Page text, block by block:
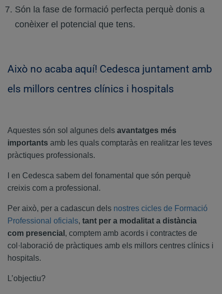
Són la fase de formació perfecta perquè donis a
conèixer el potencial que tens.
Això no acaba aquí! Cedesca juntament amb
els millors centres clínics i hospitals
Aquestes són sol algunes dels avantatges més
importants amb les quals comptaràs en realitzar les teves
pràctiques professionals.
I en Cedesca sabem del fonamental que són perquè
creixis com a professional.
Per això, per a cadascun dels nostres cicles de Formació
Professional oficials, tant per a modalitat a distància
com presencial , comptem amb acords i contractes de
col·laboració de pràctiques amb els millors centres clínics i
hospitals.
L’objectiu?